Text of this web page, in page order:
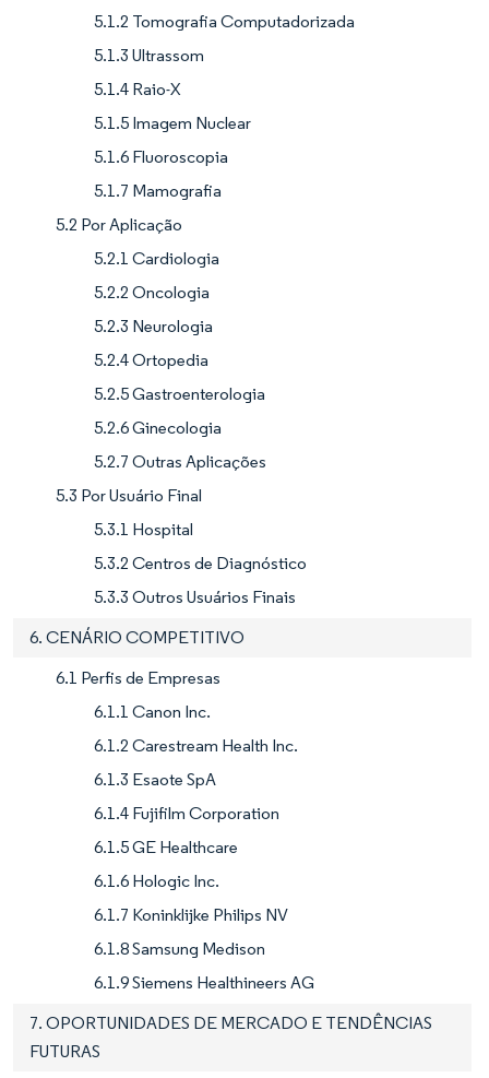
5.1.2 Tomografia Computadorizada
5.1.3 Ultrassom
5.1.4 Raio-X
5.1.5 Imagem Nuclear
5.1.6 Fluoroscopia
5.1.7 Mamografia
5.2 Por Aplicação
5.2.1 Cardiologia
5.2.2 Oncologia
5.2.3 Neurologia
5.2.4 Ortopedia
5.2.5 Gastroenterologia
5.2.6 Ginecologia
5.2.7 Outras Aplicações
5.3 Por Usuário Final
5.3.1 Hospital
5.3.2 Centros de Diagnóstico
5.3.3 Outros Usuários Finais
6. CENÁRIO COMPETITIVO
6.1 Perfis de Empresas
6.1.1 Canon Inc.
6.1.2 Carestream Health Inc.
6.1.3 Esaote SpA
6.1.4 Fujifilm Corporation
6.1.5 GE Healthcare
6.1.6 Hologic Inc.
6.1.7 Koninklijke Philips NV
6.1.8 Samsung Medison
6.1.9 Siemens Healthineers AG
7. OPORTUNIDADES DE MERCADO E TENDÊNCIAS
FUTURAS